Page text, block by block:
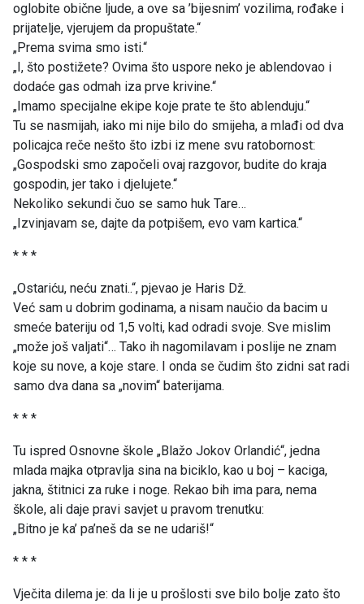
oglobite obične ljude, a ove sa ’bijesnim’ vozilima, rođake i
prijatelje, vjerujem da propuštate.“
„Prema svima smo isti.“
„I, što postižete? Ovima što uspore neko je ablendovao i
dodaće gas odmah iza prve krivine.“
„Imamo specijalne ekipe koje prate te što ablenduju.“
Tu se nasmijah, iako mi nije bilo do smijeha, a mlađi od dva
policajca reče nešto što izbi iz mene svu ratobornost:
„Gospodski smo započeli ovaj razgovor, budite do kraja
gospodin, jer tako i djelujete.“
Nekoliko sekundi čuo se samo huk Tare…
„Izvinjavam se, dajte da potpišem, evo vam kartica.“
* * *
„Ostariću, neću znati..“, pjevao je Haris Dž.
Već sam u dobrim godinama, a nisam naučio da bacim u
smeće bateriju od 1,5 volti, kad odradi svoje. Sve mislim
„može još valjati“… Tako ih nagomilavam i poslije ne znam
koje su nove, a koje stare. I onda se čudim što zidni sat radi
samo dva dana sa „novim“ baterijama.
* * *
Tu ispred Osnovne škole „Blažo Jokov Orlandić“, jedna
mlada majka otpravlja sina na biciklo, kao u boj – kaciga,
jakna, štitnici za ruke i noge. Rekao bih ima para, nema
škole, ali daje pravi savjet u pravom trenutku:
„Bitno je ka’ pa’neš da se ne udariš!“
* * *
Vječita dilema je: da li je u prošlosti sve bilo bolje zato što